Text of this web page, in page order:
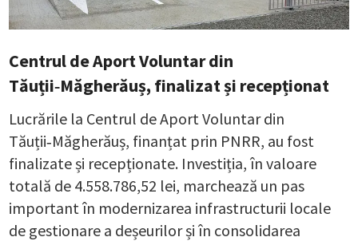
Centrul de Aport Voluntar din
Tăuții‑Măgherăuș, finalizat și recepționat
Lucrările la Centrul de Aport Voluntar din
Tăuții‑Măgherăuș, finanțat prin PNRR, au fost
finalizate și recepționate. Investiția, în valoare
totală de 4.558.786,52 lei, marchează un pas
important în modernizarea infrastructurii locale
de gestionare a deșeurilor și în consolidarea